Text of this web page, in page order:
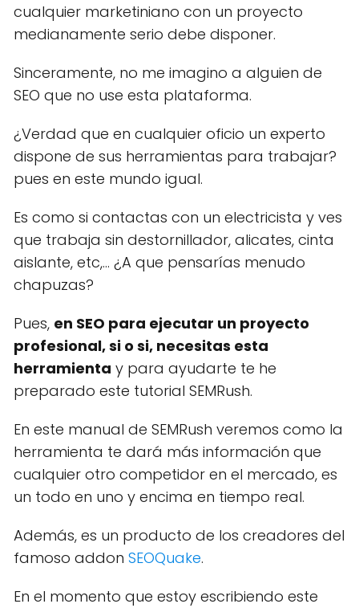
cualquier marketiniano con un proyecto
medianamente serio debe disponer.
Sinceramente, no me imagino a alguien de
SEO que no use esta plataforma.
¿Verdad que en cualquier oficio un experto
dispone de sus herramientas para trabajar?
pues en este mundo igual.
Es como si contactas con un electricista y ves
que trabaja sin destornillador, alicates, cinta
aislante, etc,... ¿A que pensarías menudo
chapuzas?
Pues, en SEO para ejecutar un proyecto
profesional, si o si, necesitas esta
herramienta y para ayudarte te he
preparado este tutorial SEMRush.
En este manual de SEMRush veremos como la
herramienta te dará más información que
cualquier otro competidor en el mercado, es
un todo en uno y encima en tiempo real.
Además, es un producto de los creadores del
famoso addon SEOQuake.
En el momento que estoy escribiendo este